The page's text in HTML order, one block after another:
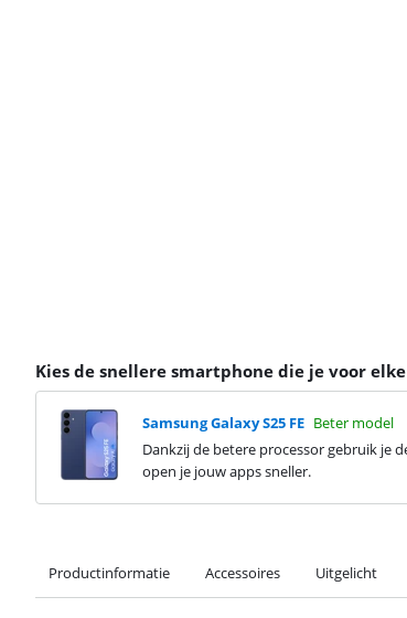
Kies de snellere smartphone die je voor
Samsung Galaxy S25 FE Beter model
Dankzij de betere processor gebruik je
open je jouw apps sneller.
Productinformatie Accessoires Uitgelicht